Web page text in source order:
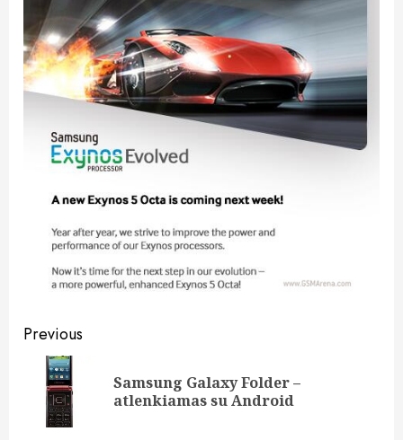
Post
navigation
Previous
Samsung Galaxy Folder –
atlenkiamas su Android